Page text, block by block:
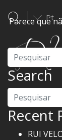
Pt
Parece que
Search
Pesquisar
Recent
RUI